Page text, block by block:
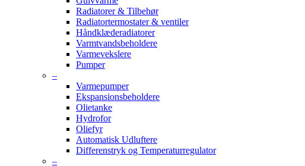
Radiatorer & Tilbehør
Radiatortermostater & ventiler
Håndklæderadiatorer
Varmtvandsbeholdere
Varmevekslere
Pumper
–
Varmepumper
Ekspansionsbeholdere
Olietanke
Hydrofor
Oliefyr
Automatisk Udluftere
Differenstryk og Temperaturregulator
–